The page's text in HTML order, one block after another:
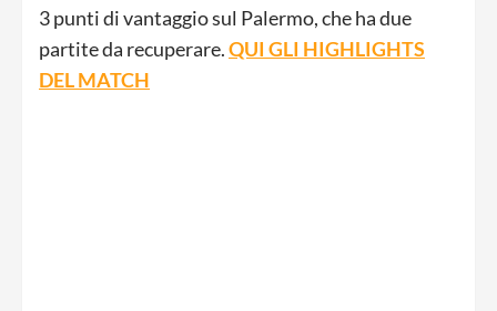
3 punti di vantaggio sul Palermo, che ha due
partite da recuperare.QUI GLI HIGHLIGHTS
DEL MATCH